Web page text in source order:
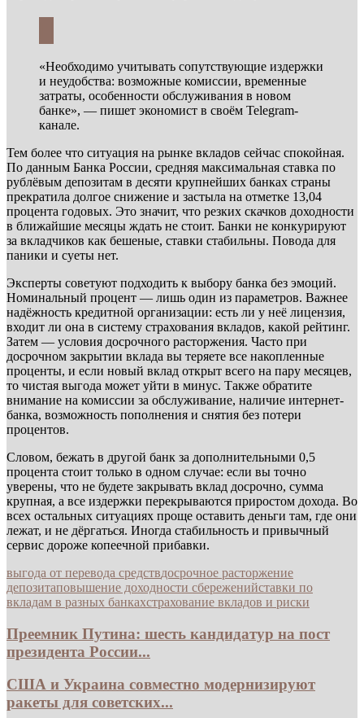
«Необходимо учитывать сопутствующие издержки
и неудобства: возможные комиссии, временные
затраты, особенности обслуживания в новом
банке», — пишет экономист в своём Telegram-
канале.
Тем более что ситуация на рынке вкладов сейчас спокойная.
По данным Банка России, средняя максимальная ставка по
рублёвым депозитам в десяти крупнейших банках страны
прекратила долгое снижение и застыла на отметке 13,04
процента годовых. Это значит, что резких скачков доходности
в ближайшие месяцы ждать не стоит. Банки не конкурируют
за вкладчиков как бешеные, ставки стабильны. Повода для
паники и суеты нет.
Эксперты советуют подходить к выбору банка без эмоций.
Номинальный процент — лишь один из параметров. Важнее
надёжность кредитной организации: есть ли у неё лицензия,
входит ли она в систему страхования вкладов, какой рейтинг.
Затем — условия досрочного расторжения. Часто при
досрочном закрытии вклада вы теряете все накопленные
проценты, и если новый вклад открыт всего на пару месяцев,
то чистая выгода может уйти в минус. Также обратите
внимание на комиссии за обслуживание, наличие интернет-
банка, возможность пополнения и снятия без потери
процентов.
Словом, бежать в другой банк за дополнительными 0,5
процента стоит только в одном случае: если вы точно
уверены, что не будете закрывать вклад досрочно, сумма
крупная, а все издержки перекрываются приростом дохода. Во
всех остальных ситуациях проще оставить деньги там, где они
лежат, и не дёргаться. Иногда стабильность и привычный
сервис дороже копеечной прибавки.
выгода от перевода средствдосрочное расторжение
депозитаповышение доходности сбереженийставки по
вкладам в разных банкахстрахование вкладов и риски
Преемник Путина: шесть кандидатур на пост
президента России...
США и Украина совместно модернизируют
ракеты для советских...